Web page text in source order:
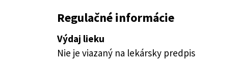
Regulačné informácie
Výdaj lieku
Nie je viazaný na lekársky predpis